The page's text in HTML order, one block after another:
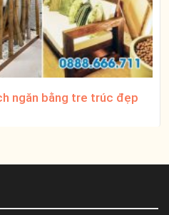
ngăn bằng tre trúc đẹp